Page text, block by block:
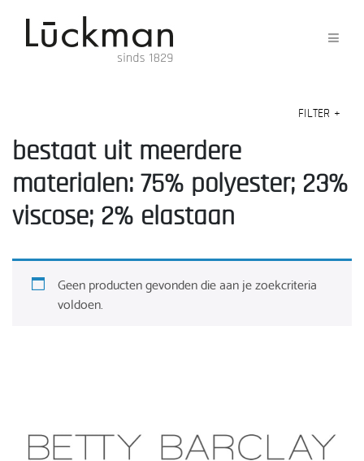
FILTER +
bestaat uit meerdere
materialen: 75% polyester; 23%
viscose; 2% elastaan
Geen producten gevonden die aan je zoekcriteria
voldoen.